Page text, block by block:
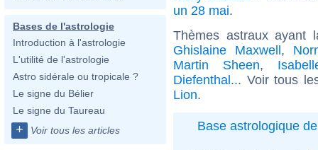
Bases de l'astrologie
Introduction à l'astrologie
L'utilité de l'astrologie
Astro sidérale ou tropicale ?
Le signe du Bélier
Le signe du Taureau
+ Voir tous les articles
un 28 mai.
Thèmes astraux
Ghislaine Maxwell,
Martin Sheen,
Diefenthal... Voir tous
Lion.
Base astrologique